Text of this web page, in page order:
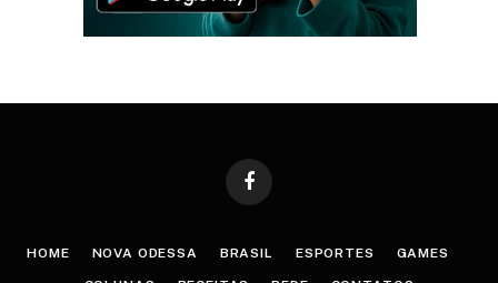
Facebook
HOME NOVA ODESSA BRASIL ESPORTES GAMES